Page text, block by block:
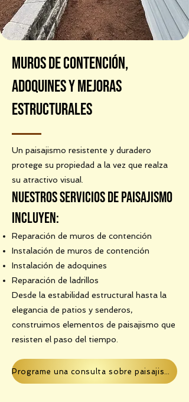
Muros de contención,
adoquines y mejoras
estructurales
Un paisajismo resistente y duradero
protege su propiedad a la vez que realza
su atractivo visual.
Nuestros servicios de paisajismo
incluyen:
Reparación de muros de contención
Instalación de muros de contención
Instalación de adoquines
Reparación de ladrillos
Desde la estabilidad estructural hasta la
elegancia de patios y senderos,
construimos elementos de paisajismo que
resisten el paso del tiempo.